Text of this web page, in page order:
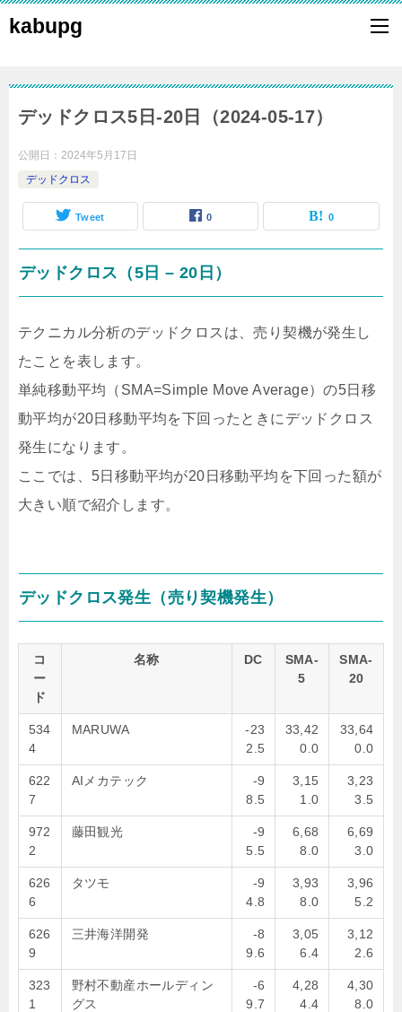
kabupg
デッドクロス5日-20日（2024-05-17）
公開日： 2024年5月17日
デッドクロス
Tweet 0 0
デッドクロス（5日 – 20日）
テクニカル分析のデッドクロスは、売り契機が発生し
たことを表します。
単純移動平均（SMA=Simple Move Average）の5日移
動平均が20日移動平均を下回ったときにデッドクロス
発生になります。
ここでは、5日移動平均が20日移動平均を下回った額が
大きい順で紹介します。
デッドクロス発生（売り契機発生）
コ
ー
ド
名称 DC
SMA-
5
SMA-
20
534
4
MARUWA
-23
2.5
33,42
0.0
33,64
0.0
622
7
AIメカテック
-9
8.5
3,15
1.0
3,23
3.5
972
2
藤田観光
-9
5.5
6,68
8.0
6,69
3.0
626
6
タツモ
-9
4.8
3,93
8.0
3,96
5.2
626
9
三井海洋開発
-8
9.6
3,05
6.4
3,12
2.6
323
1
野村不動産ホールディン
グス
-6
9.7
4,28
4.4
4,30
8.0